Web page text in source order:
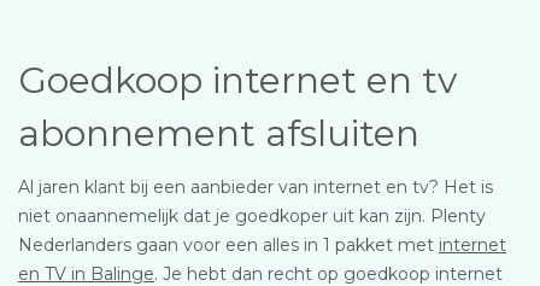
Goedkoop internet en tv
abonnement afsluiten
Al jaren klant bij een aanbieder van internet en tv? Het is
niet onaannemelijk dat je goedkoper uit kan zijn. Plenty
Nederlanders gaan voor een alles in 1 pakket met internet
en TV in Balinge. Je hebt dan recht op goedkoop internet